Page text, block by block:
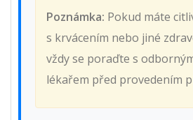
Poznámka: Pokud máte
s krvácením nebo jiné
vždy se poraďte s
lékařem před provedením